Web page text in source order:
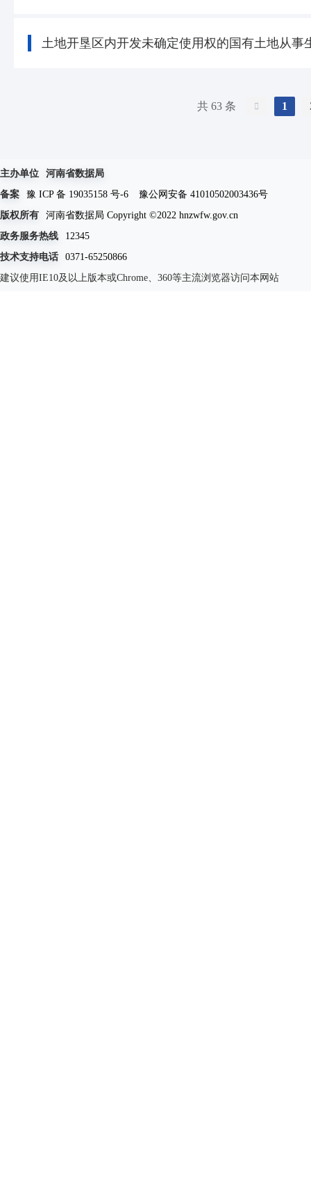
土地开垦区内开发未确定使用权的国有土地从事
共 63 条 1
主办单位
河南省数据局
备案
豫 ICP 备 19035158 号-6
豫公网安备 41010502003436号
版权所有
河南省数据局 Copyright ©2022 hnzwfw.gov.cn
政务服务热线
12345
技术支持电话
0371-65250866
建议使用IE10及以上版本或Chrome、360等主流浏览器访问本网站